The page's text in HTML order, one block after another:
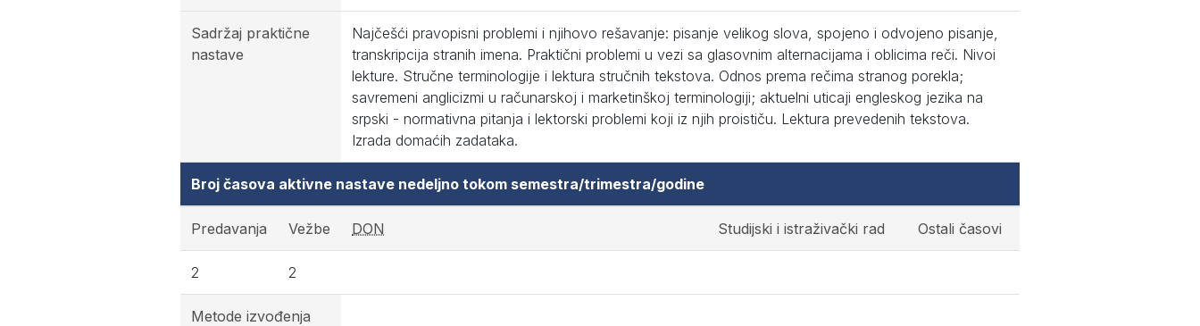
Sadržaj praktične
nastave
Najčešći pravopisni problemi i njihovo rešavanje: pisanje velikog slova, spojeno i odvojeno pisanje,
transkripcija stranih imena. Praktični problemi u vezi sa glasovnim alternacijama i oblicima reči. Nivoi
lekture. Stručne terminologije i lektura stručnih tekstova. Odnos prema rečima stranog porekla;
savremeni anglicizmi u računarskoj i marketinškoj terminologiji; aktuelni uticaji engleskog jezika na
srpski - normativna pitanja i lektorski problemi koji iz njih proističu. Lektura prevedenih tekstova.
Izrada domaćih zadataka.
Broj časova aktivne nastave nedeljno tokom semestra/trimestra/godine
Predavanja Vežbe DON Studijski i istraživački rad Ostali časovi
2 2
Metode izvođenja